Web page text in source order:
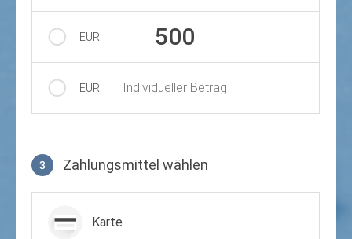
EUR 500
EUR Individueller Betrag
3 Zahlungsmittel wählen
Karte